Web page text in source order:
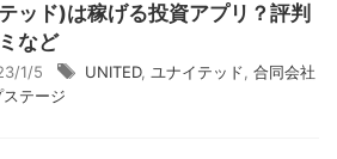
ッド)は稼げる投資アプリ？評判
など
1/5 UNITED, ユナイテッド 合同会社
テージ